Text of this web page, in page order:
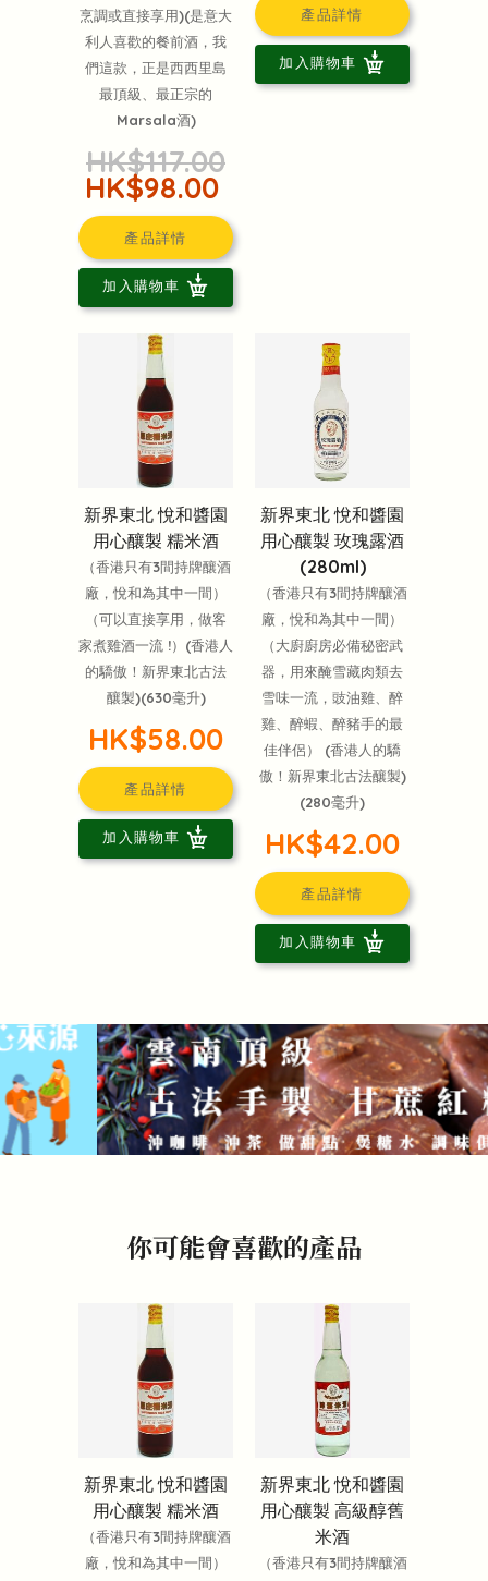
烹調或直接享用)(是意大
利人喜歡的餐前酒，我
們這款，正是西西里島
最頂級、最正宗的
Marsala酒)
HK$117.00
HK$98.00
產品詳情
加入購物車
產品詳情
加入購物車
新界東北 悅和醬園
用心釀製 糯米酒
（香港只有3間持牌釀酒
廠，悅和為其中一間）
（可以直接享用，做客
家煮雞酒一流 !）(香港人
的驕傲！新界東北古法
釀製)(630毫升)
HK$58.00
產品詳情
加入購物車
新界東北 悅和醬園
用心釀製 玫瑰露酒
(280ml)
（香港只有3間持牌釀酒
廠，悅和為其中一間）
（大廚廚房必備秘密武
器，用來醃雪藏肉類去
雪味一流，豉油雞、醉
雞、醉蝦、醉豬手的最
佳伴侶） (香港人的驕
傲！新界東北古法釀製)
(280毫升)
HK$42.00
產品詳情
加入購物車
你可能會喜歡的產品
新界東北 悅和醬園
用心釀製 糯米酒
（香港只有3間持牌釀酒
廠，悅和為其中一間）
新界東北 悅和醬園
用心釀製 高級醇舊
米酒
（香港只有3間持牌釀酒